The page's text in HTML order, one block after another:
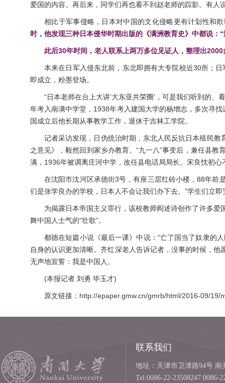
爱国的内容。再后来，同学们再也看不到赵老师的踪影。有
相比于军事侵略，日本对中国的文化侵略更有计划性和
时，他发现三种日本侵华时期出版的《满洲教育史》中都说
此后30年时间，老人联系上两万多位见证人，整理出
本来在日军入侵东北前，东北即拥有大专院校近30所；
即成立，粉墨登场。
“日本老师在台上大讲‘大东亚共荣圈’，可是我们听到的
年考入南满中学堂，1938年考入建国大学的杨增志，多次寻
国成立后他长期从事教学工作，退休于吉林工学院。
记者采访发现，日伪统治时期，东北人民反抗日本殖民
之意见》，毅然回到家乡办教育。“九一八”事变后，兼任县
满，1936年被调离庄河中学，改任县电话局局长。宋良忱初
在沈阳市沈河区承德街3号，有座三层红砖小楼，88年前
们是张学良办的学校，日本人不会让我们办下去。”学生们立
为揭露日本帝国主义罪行，该校教师阎述诗创作了许多
舞中国人士气的“壮歌”。
都德在短篇小说《最后一课》中说：“亡了国当了奴隶的
自身的认识更加清晰。齐红深老人告诉记者，没事的时候，他
无声地宣誓：我是中国人。
(本报记者 刘勇 毕玉才)
原文链接： http://epaper.gmw.cn/gmrb/html/2016-09/19/
联系我们
地址：天津市卫津路94号 南
Tel:0086-22-23508247 0086-